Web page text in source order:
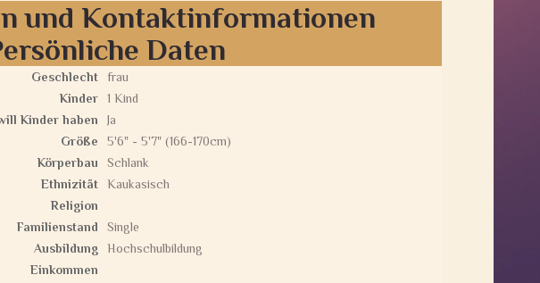
und Kontaktinformationen
Daten
Geschlecht
frau
Kinder
1 Kind
Kinder haben
Ja
Größe
5'6" - 5'7" (166-170cm)
Körperbau
Schlank
Ethnizität
Kaukasisch
Religion
Familienstand
Single
Ausbildung
Hochschulbildung
Einkommen